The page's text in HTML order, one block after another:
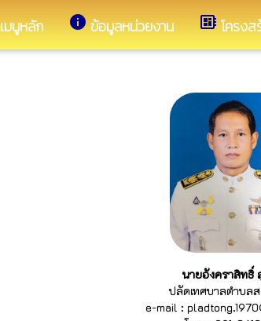
เมนูหลัก info ข้อมูลหน่วยงาน developer_board โครงส
นายอังคราสิทธิ์
ปลัดเทศบาลตำบลส
e-mail :